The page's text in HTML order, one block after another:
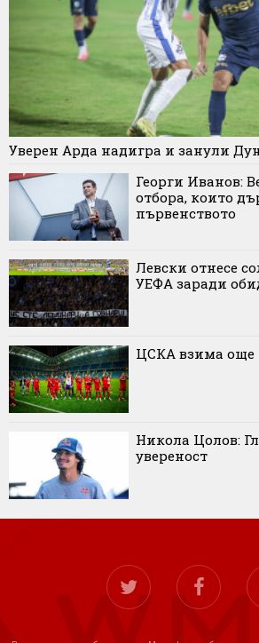
Уверен Арда надигра и занули
Георги Иванов:
отбора, които
първенството
Левски отнесе
УЕФА заради
ЦСКА взима още
Никола Цолов:
увереност